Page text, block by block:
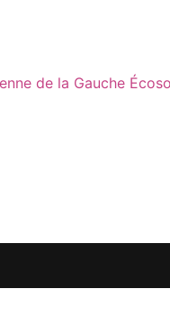
de la Gauche